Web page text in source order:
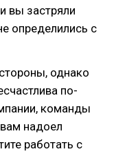
вы застряли
определились с
однако
по-
команды
надоел
работать с